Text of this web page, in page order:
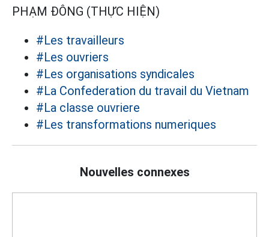
PHẠM ĐÔNG (THỰC HIỆN)
#Les travailleurs
#Les ouvriers
#Les organisations syndicales
#La Confederation du travail du Vietnam
#La classe ouvriere
#Les transformations numeriques
Nouvelles connexes